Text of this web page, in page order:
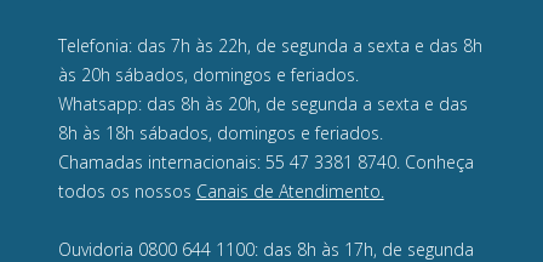
Telefonia: das 7h às 22h, de segunda a sexta e das 8h
às 20h sábados, domingos e feriados.
Whatsapp: das 8h às 20h, de segunda a sexta e das
8h às 18h sábados, domingos e feriados.
Chamadas internacionais: 55 47 3381 8740. Conheça
todos os nossos Canais de Atendimento.
Ouvidoria 0800 644 1100: das 8h às 17h, de segunda